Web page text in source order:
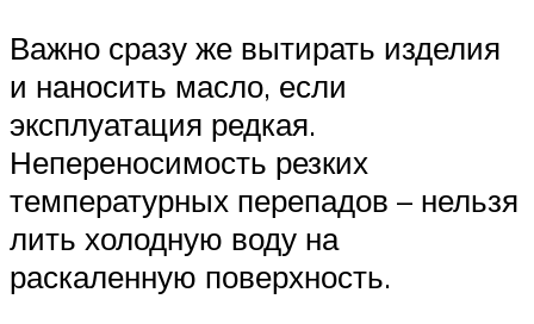
Важно сразу же вытирать изделия
и наносить масло, если
эксплуатация редкая.
Непереносимость резких
температурных перепадов – нельзя
лить холодную воду на
раскаленную поверхность.